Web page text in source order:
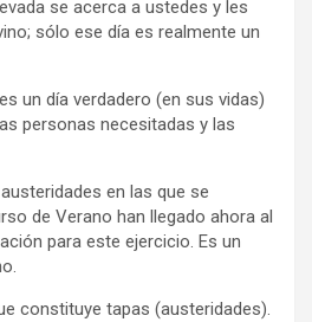
se acerca a ustedes y les
sólo ese día es realmente un
un día verdadero (en sus vidas)
personas necesitadas y las
en las que se
de Verano han llegado ahora al
para este ejercicio. Es un
constituye tapas (austeridades).